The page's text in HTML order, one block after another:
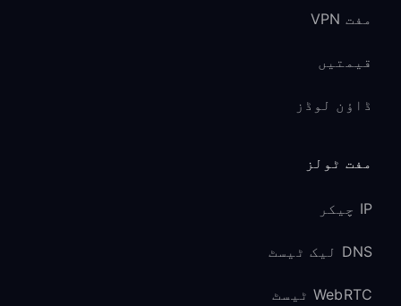
مفت VPN
قیمتیں
ڈاؤن لوڈز
مفت ٹولز
IP چیکر
DNS لیک ٹیسٹ
WebRTC ٹیسٹ